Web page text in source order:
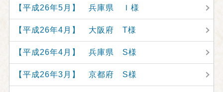
【平成26年5月】 兵庫県 Ｉ様
【平成26年4月】 大阪府 T様
【平成26年4月】 兵庫県 S様
【平成26年3月】 京都府 S様